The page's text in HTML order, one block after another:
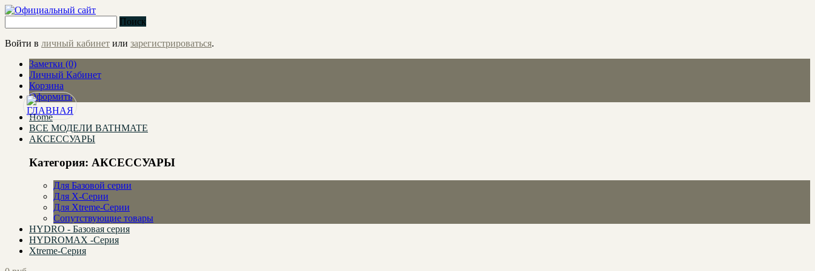
Поиск
Войти в личный кабинет или зарегистрироваться.
Заметки (0)
Личный Кабинет
Корзина
Оформить
Home
ВСЕ МОДЕЛИ BATHMATE
АКСЕССУАРЫ
Категория: АКСЕССУАРЫ
Для Базовой серии
Для X-Серии
Для Xtreme-Серии
Сопутствующие товары
HYDRO - Базовая серия
HYDROMAX -Серия
Xtreme-Серия